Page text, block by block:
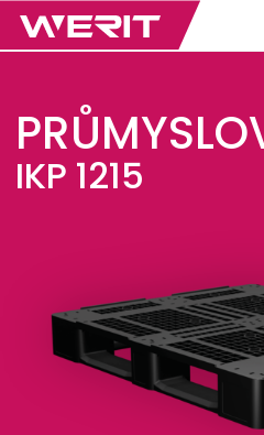
IKP 1215